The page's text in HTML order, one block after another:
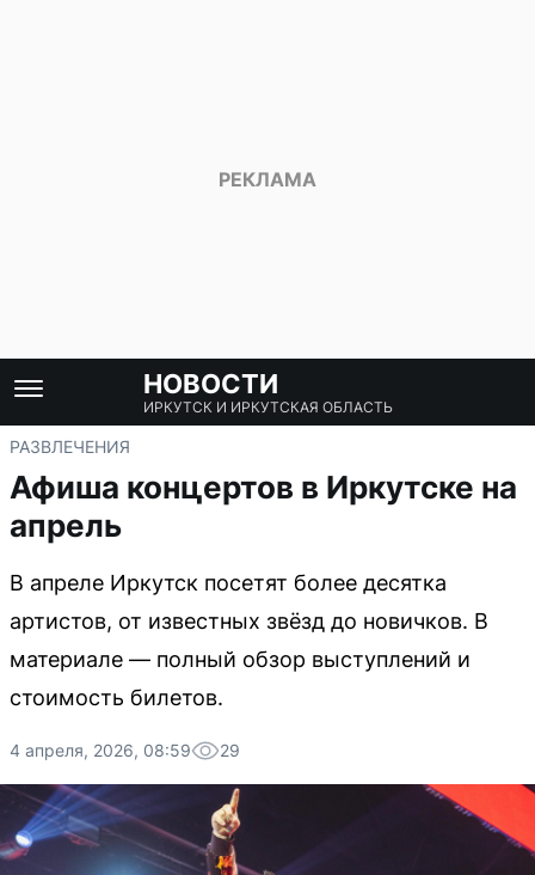
НОВОСТИ
ИРКУТСК И ИРКУТСКАЯ ОБЛАСТЬ
РАЗВЛЕЧЕНИЯ
Афиша концертов в Иркутске на
апрель
В апреле Иркутск посетят более десятка
артистов, от известных звёзд до новичков. В
материале — полный обзор выступлений и
стоимость билетов.
4 апреля, 2026, 08:59 29